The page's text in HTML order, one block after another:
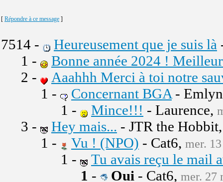
[ Répondre à ce message ]
7514 - Heureusement que je suis là
1 -
Bonne année 2024 !
2 -
Aaahhh Merci à toi notre
1 -
Concernant BGA -
1 -
Mince!!! - Laurence,
3 - Hey mais... - JTR the
1 -
Vu ! (NPO) - Cat6, mer.
1 -
Tu avais reçu le mail
1 - Oui - Cat6, mer. 27